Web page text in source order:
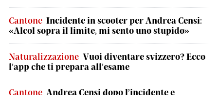
Cantone Incidente in scooter per Andrea Censi:
«Alcol sopra il limite, mi sento uno stupido»
Naturalizzazione Vuoi diventare svizzero? Ecco
l’app che ti prepara all’esame
Cantone Andrea Censi dopo l’incidente e